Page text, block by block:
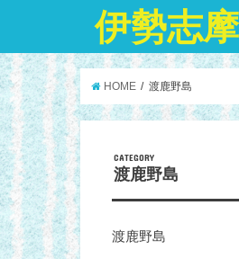
伊勢志
HOME 渡鹿野島
CATEGORY
渡鹿野島
渡鹿野島